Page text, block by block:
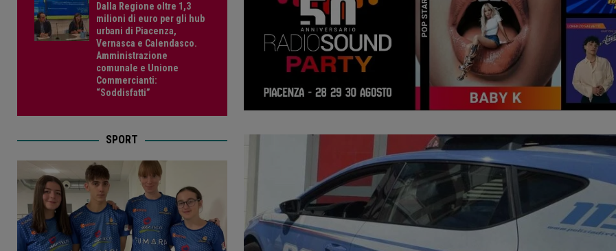
Dalla Regione oltre 1,3
milioni di euro per gli hub
urbani di Piacenza,
Vernasca e Calendasco.
Amministrazione
comunale e Unione
Commercianti:
“Soddisfatti”
SPORT